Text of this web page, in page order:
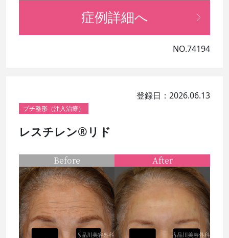
症例詳細へ
NO.74194
登録日：2026.06.13
プチ整形（注入治療）
レスチレン®リド
Before After